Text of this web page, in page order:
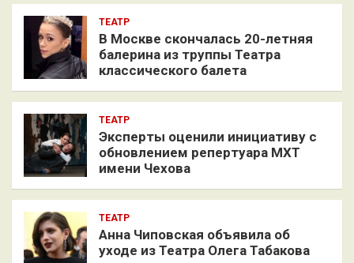
ТЕАТР
В Москве скончалась 20-летняя
балерина из труппы Театра
классического балета
ТЕАТР
Эксперты оценили инициативу с
обновлением репертуара МХТ
имени Чехова
ТЕАТР
Анна Чиповская объявила об
уходе из Театра Олега Табакова